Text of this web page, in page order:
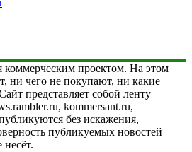
коммерческим проектом. На этом
ни чего не покупают, ни какие
представляет собой ленту
kommersant.ru,
без искажения,
публикуемых новостей